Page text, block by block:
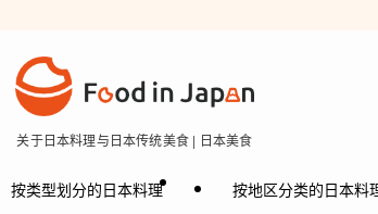
关于日本料理与日本传统美食 | 日本美食
按类型划分的日本料理 按地区分类的日本料